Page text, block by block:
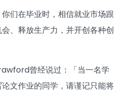
们在毕业时，相信就业市场跟
、释放生产力，并开创各种创
曾经说过：「当一名学
文作业的同学，请谨记只能将